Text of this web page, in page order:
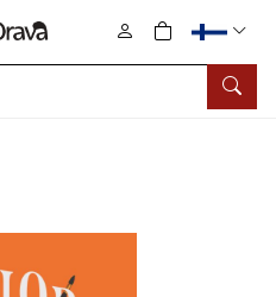
Hae
0
tuotetta